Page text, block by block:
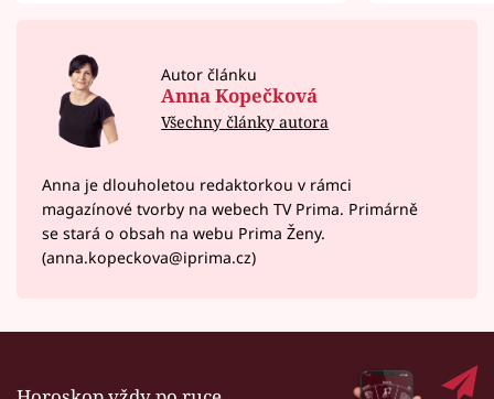
Autor článku
Anna Kopečková
Všechny články autora
Anna je dlouholetou redaktorkou v rámci
magazínové tvorby na webech TV Prima. Primárně
se stará o obsah na webu Prima Ženy.
(anna.kopeckova@iprima.cz)